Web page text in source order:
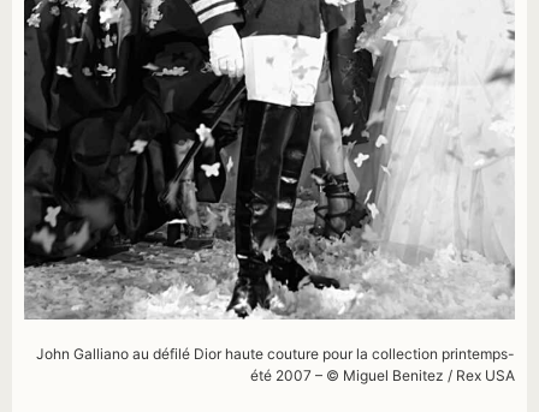
John Galliano au défilé Dior haute couture pour la collection printemps-
été 2007 – © Miguel Benitez / Rex USA